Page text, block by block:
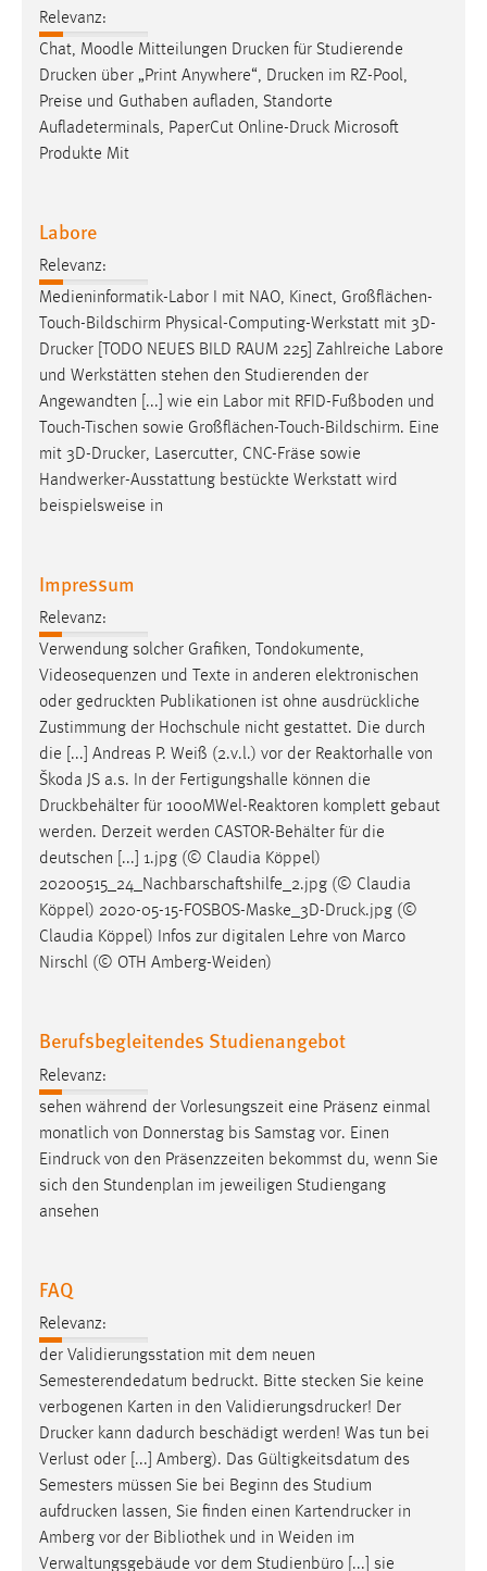
Relevanz:
Chat, Moodle Mitteilungen Drucken für Studierende
Drucken über „Print Anywhere“, Drucken im RZ-Pool,
Preise und Guthaben aufladen, Standorte
Aufladeterminals, PaperCut Online-Druck Microsoft
Produkte Mit
Labore
Relevanz:
Medieninformatik-Labor I mit NAO, Kinect, Großflächen-
Touch-Bildschirm Physical-Computing-Werkstatt mit 3D-
Drucker [TODO NEUES BILD RAUM 225] Zahlreiche Labore
und Werkstätten stehen den Studierenden der
Angewandten [...] wie ein Labor mit RFID-Fußboden und
Touch-Tischen sowie Großflächen-Touch-Bildschirm. Eine
mit 3D-Drucker, Lasercutter, CNC-Fräse sowie
Handwerker-Ausstattung bestückte Werkstatt wird
beispielsweise in
Impressum
Relevanz:
Verwendung solcher Grafiken, Tondokumente,
Videosequenzen und Texte in anderen elektronischen
oder gedruckten Publikationen ist ohne ausdrückliche
Zustimmung der Hochschule nicht gestattet. Die durch
die [...] Andreas P. Weiß (2.v.l.) vor der Reaktorhalle von
Škoda JS a.s. In der Fertigungshalle können die
Druckbehälter für 1000MWel-Reaktoren komplett gebaut
werden. Derzeit werden CASTOR-Behälter für die
deutschen [...] 1.jpg (© Claudia Köppel)
20200515_24_Nachbarschaftshilfe_2.jpg (© Claudia
Köppel) 2020-05-15-FOSBOS-Maske_3D-Druck.jpg (©
Claudia Köppel) Infos zur digitalen Lehre von Marco
Nirschl (© OTH Amberg-Weiden)
Berufsbegleitendes Studienangebot
Relevanz:
sehen während der Vorlesungszeit eine Präsenz einmal
monatlich von Donnerstag bis Samstag vor. Einen
Eindruck von den Präsenzzeiten bekommst du, wenn Sie
sich den Stundenplan im jeweiligen Studiengang
ansehen
FAQ
Relevanz:
der Validierungsstation mit dem neuen
Semesterendedatum bedruckt. Bitte stecken Sie keine
verbogenen Karten in den Validierungsdrucker! Der
Drucker kann dadurch beschädigt werden! Was tun bei
Verlust oder [...] Amberg). Das Gültigkeitsdatum des
Semesters müssen Sie bei Beginn des Studium
aufdrucken lassen, Sie finden einen Kartendrucker in
Amberg vor der Bibliothek und in Weiden im
Verwaltungsgebäude vor dem Studienbüro [...] sie